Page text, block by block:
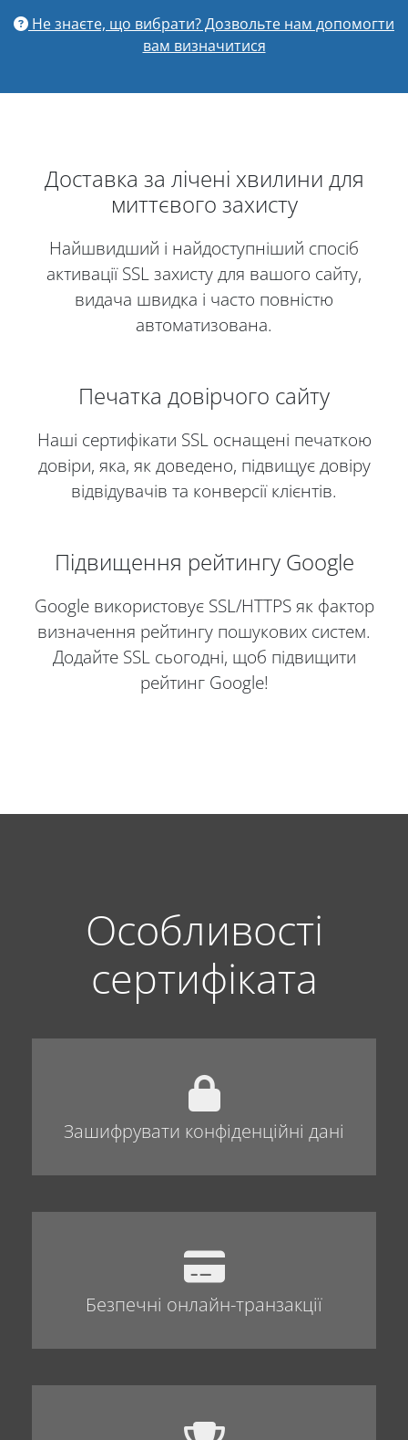
Не знаєте, що вибрати? Дозвольте нам допомогти
вам визначитися
Доставка за лічені хвилини для
миттєвого захисту
Найшвидший і найдоступніший спосіб
активації SSL захисту для вашого сайту,
видача швидка і часто повністю
автоматизована.
Печатка довірчого сайту
Наші сертифікати SSL оснащені печаткою
довіри, яка, як доведено, підвищує довіру
відвідувачів та конверсії клієнтів.
Підвищення рейтингу Google
Google використовує SSL/HTTPS як фактор
визначення рейтингу пошукових систем.
Додайте SSL сьогодні, щоб підвищити
рейтинг Google!
Особливості
сертифіката
Зашифрувати конфіденційні дані
Безпечні онлайн-транзакції